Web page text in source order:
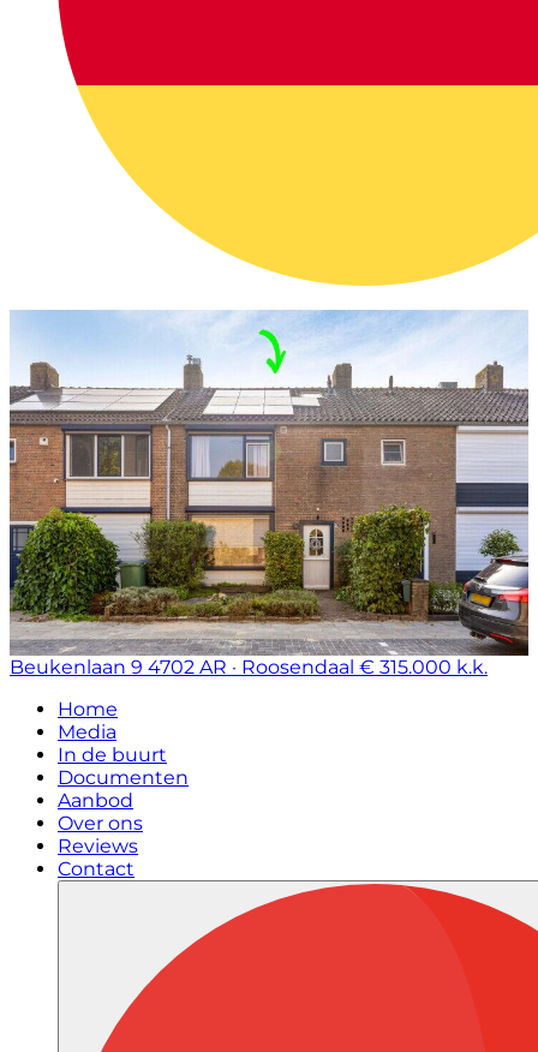
Beukenlaan 9 4702 AR · Roosendaal € 315.000 k.k.
Home
Media
In de buurt
Documenten
Aanbod
Over ons
Reviews
Contact